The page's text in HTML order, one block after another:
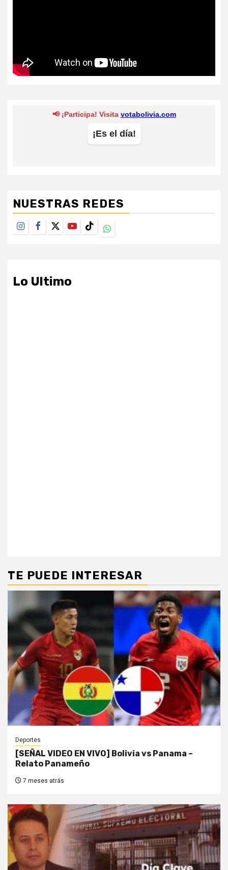
NUESTRAS REDES
Instagram
Facebook
TwitterYoutubeTikTokWhatsapp
Lo Ultimo
TE PUEDE INTERESAR
Deportes
[SEÑAL VIDEO EN VIVO] Bolivia vs Panama –
Relato Panameño
7 meses atrás